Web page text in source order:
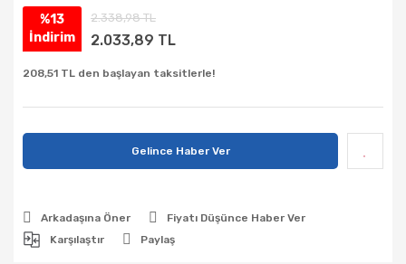
%13
İndirim
2.338,98 TL
2.033,89 TL
208,51 TL den başlayan taksitlerle!
Gelince Haber Ver
Arkadaşına Öner
Fiyatı Düşünce Haber Ver
Karşılaştır
Paylaş